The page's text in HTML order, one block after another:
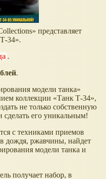
представляет
34».
.
.
модели танка»
коллекции «Танк Т-34»,
не только собственную
сделать его уникальным!
с техниками приемов
дождя, ржавчины, найдет
модели танка и
получает набор, в